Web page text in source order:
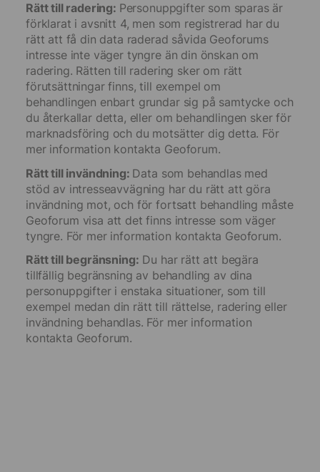
Rätt till radering: Personuppgifter som sparas är
förklarat i avsnitt 4, men som registrerad har du
rätt att få din data raderad såvida Geoforums
intresse inte väger tyngre än din önskan om
radering. Rätten till radering sker om rätt
förutsättningar finns, till exempel om
behandlingen enbart grundar sig på samtycke och
du återkallar detta, eller om behandlingen sker för
marknadsföring och du motsätter dig detta. För
mer information kontakta Geoforum.
Rätt till invändning: Data som behandlas med
stöd av intresseavvägning har du rätt att göra
invändning mot, och för fortsatt behandling måste
Geoforum visa att det finns intresse som väger
tyngre. För mer information kontakta Geoforum.
Rätt till begränsning: Du har rätt att begära
tillfällig begränsning av behandling av dina
personuppgifter i enstaka situationer, som till
exempel medan din rätt till rättelse, radering eller
invändning behandlas. För mer information
kontakta Geoforum.